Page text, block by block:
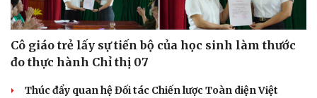
Cô giáo trẻ lấy sự tiến bộ của học sinh làm thước
đo thực hành Chỉ thị 07
Thúc đẩy quan hệ Đối tác Chiến lược Toàn diện Việt